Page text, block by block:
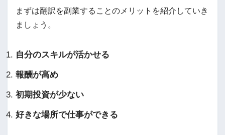
まずは翻訳を副業することのメリットを紹介していき
ましょう。
自分のスキルが活かせる
報酬が高め
初期投資が少ない
好きな場所で仕事ができる